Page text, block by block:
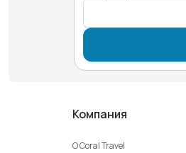
Компания
О Coral Travel